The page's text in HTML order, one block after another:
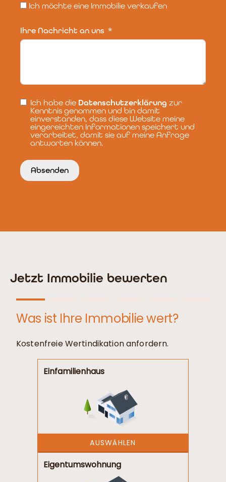
Ich möchte eine Immobilie verkaufen
Ihre Nachricht an uns
Ich habe die Datenschutzerklärung zur
Kenntnis genommen und bin damit
einverstanden, dass diese Website meine
eingereichten Informationen speichert und
verarbeitet, damit sie auf meine Anfrage
antworten können.
Absenden
Jetzt Immobilie bewerten